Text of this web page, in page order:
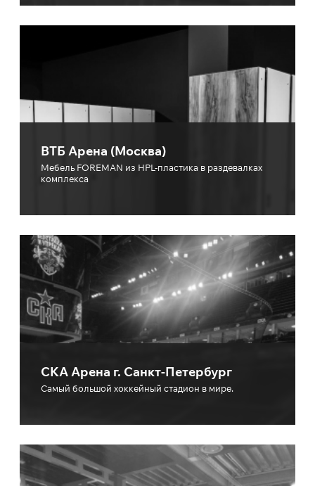
ВТБ Арена (Москва)
Мебель FOREMAN из HPL-пластика в раздевалках
комплекса
СКА Арена г. Санкт-Петербург
Cамый большой хоккейный стадион в мире.